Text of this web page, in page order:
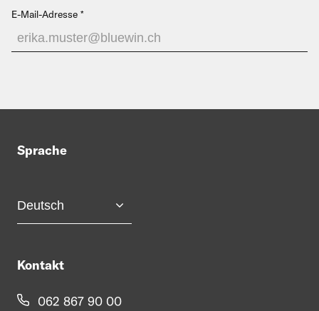
E-Mail-Adresse
Sprache
Kontakt
062 867 90 00